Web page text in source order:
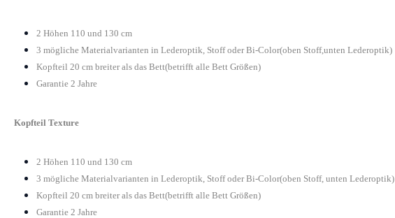
2 Höhen 110 und 130 cm
3 mögliche Materialvarianten in Lederoptik, Stoff oder Bi-Color(oben Stoff,unten Lederoptik)
Kopfteil 20 cm breiter als das Bett(betrifft alle Bett Größen)
Garantie 2 Jahre
Kopfteil Texture
2 Höhen 110 und 130 cm
3 mögliche Materialvarianten in Lederoptik, Stoff oder Bi-Color(oben Stoff, unten Lederoptik)
Kopfteil 20 cm breiter als das Bett(betrifft alle Bett Größen)
Garantie 2 Jahre